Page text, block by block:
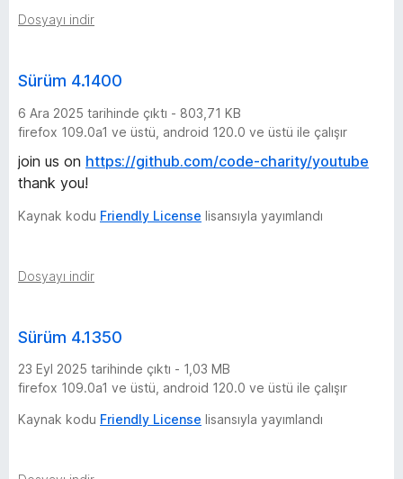
m
g
e
ç
m
ş
i
-
2
5
Dosyayı indir
Sürüm 4.1400
6 Ara 2025 tarihinde çıktı - 803,71 KB
firefox 109.0a1 ve üstü, android 120.0 ve üstü ile çalışır
join us on https://github.com/code-charity/youtube
thank you!
Kaynak kodu Friendly License lisansıyla yayımlandı
Dosyayı indir
Sürüm 4.1350
23 Eyl 2025 tarihinde çıktı - 1,03 MB
firefox 109.0a1 ve üstü, android 120.0 ve üstü ile çalışır
Kaynak kodu Friendly License lisansıyla yayımlandı